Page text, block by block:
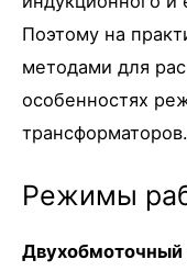
Поэтому на
методами для
особенностях
трансформаторов.
Режимы
Двухобмоточный